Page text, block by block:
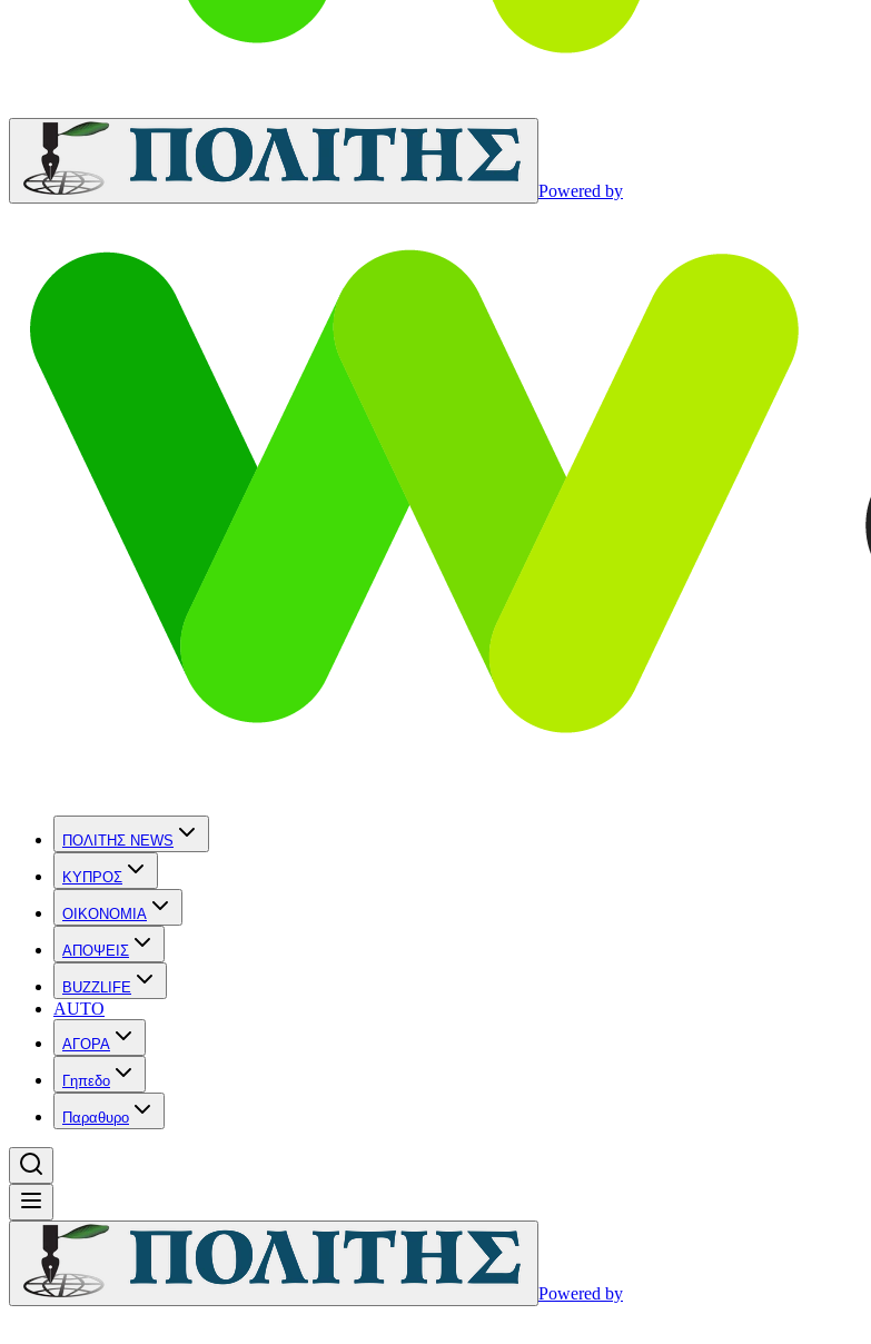
Powered by
ΠΟΛΙΤΗΣ NEWS
ΚΥΠΡΟΣ
OIKONOMIA
ΑΠΟΨΕΙΣ
BUZZLIFE
AUTO
ΑΓΟΡΑ
Γηπεδο
Παραθυρο
Powered by